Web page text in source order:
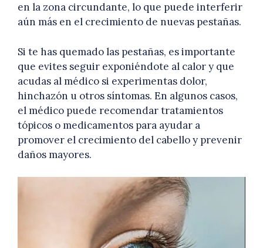
en la zona circundante, lo que puede interferir
aún más en el crecimiento de nuevas pestañas.
Si te has quemado las pestañas, es importante
que evites seguir exponiéndote al calor y que
acudas al médico si experimentas dolor,
hinchazón u otros síntomas. En algunos casos,
el médico puede recomendar tratamientos
tópicos o medicamentos para ayudar a
promover el crecimiento del cabello y prevenir
daños mayores.